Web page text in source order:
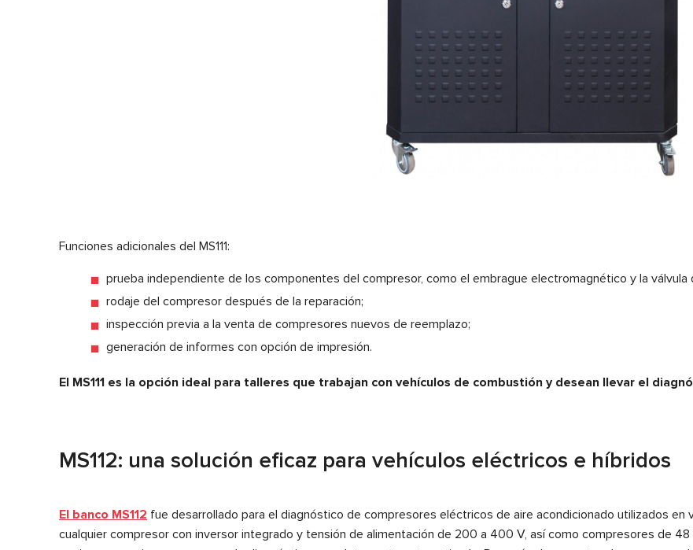
Funciones adicionales del MS111:
prueba independiente de los componentes del compresor, como el embrague electromagnético y la válvula
rodaje del compresor después de la reparación;
inspección previa a la venta de compresores nuevos de reemplazo;
generación de informes con opción de impresión.
El MS111 es la opción ideal para talleres que trabajan con vehículos de combustión y desean llevar el
MS112: una solución eficaz para vehículos eléctricos e híbridos
El banco MS112 fue desarrollado para el diagnóstico de compresores eléctricos de aire acondicionado utilizados
cualquier compresor con inversor integrado y tensión de alimentación de 200 a 400 V, así como compresores de